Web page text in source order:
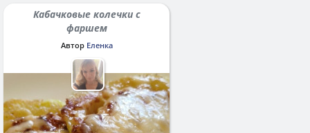
Кабачковые колечки с
фаршем
Автор Еленка